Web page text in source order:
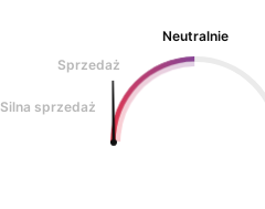
Neutralnie
Sprzedaż
Silna sprzedaż